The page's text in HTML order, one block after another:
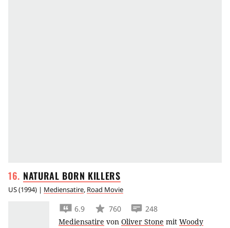
NATURAL BORN KILLERS
US(1994) | Mediensatire, Road Movie
6.9 760
248
Mediensatire von Oliver Stone mit Woody